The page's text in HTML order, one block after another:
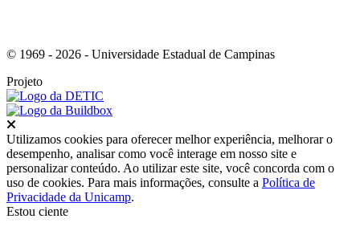
© 1969 - 2026 - Universidade Estadual de Campinas
Projeto
Utilizamos cookies para oferecer melhor experiência, melhorar o
desempenho, analisar como você interage em nosso site e
personalizar conteúdo. Ao utilizar este site, você concorda com o
uso de cookies. Para mais informações, consulte a Política de
Privacidade da Unicamp.
Estou ciente